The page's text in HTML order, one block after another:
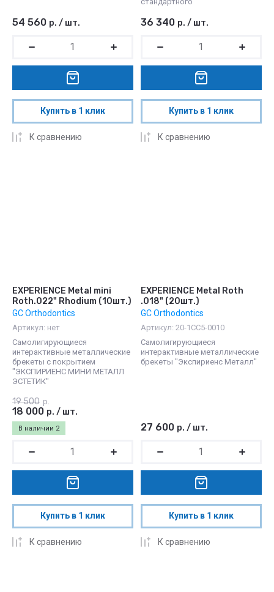
54 560 р. / шт.
Купить в 1 клик
К сравнению
36 340 р. / шт.
Купить в 1 клик
К сравнению
EXPERIENCE Metal mini
Roth.022" Rhodium (10шт.)
GC Orthodontics
Артикул: нет
Самолигирующиеся
интерактивные металлические
брекеты с покрытием
"ЭКСПИРИЕНС МИНИ МЕТАЛЛ
ЭСТЕТИК"
В наличии 2
19 500 р.
18 000 р. / шт.
Купить в 1 клик
К сравнению
EXPERIENCE Metal Roth
.018" (20шт.)
GC Orthodontics
Артикул: 20-1СС5-0010
Самолигирующиеся
интерактивные металлические
брекеты "Экспириенс Металл"
27 600 р. / шт.
Купить в 1 клик
К сравнению